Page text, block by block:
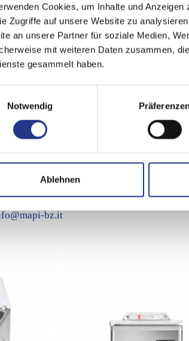
Cookies, um Inhalte und
Zugriffe auf unsere Website zu
an unsere Partner für soziale Medien,
mit weiteren Daten zusammen,
gesammelt haben.
Notwendig
Ablehnen
Aufpreis):
von Flüssigkeiten und
Vakuumieren in Gastronormbehältern)
Einstellungen werden nicht alle
bz.it